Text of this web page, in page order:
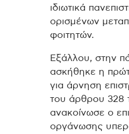
ιδιωτικά
ορισμένων
φοιτητών.
Εξάλλου, στην
ασκήθηκε η
για άρνηση
του άρθρου 328
ανακοίνωσε ο
οργάνωσης